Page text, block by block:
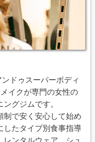
ドゥスーパーボディ
イクが専門の女性の
グジムです。
制で安く安心して始め
したタイプ別食事指導